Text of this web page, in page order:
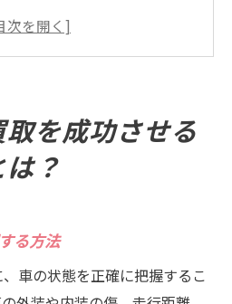
渉術
中央店で高額買取を実現す
間を節約
得られる安心感
を成功させる
？
る方法
車の状態を正確に把握するこ